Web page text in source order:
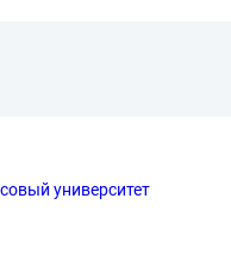
университет